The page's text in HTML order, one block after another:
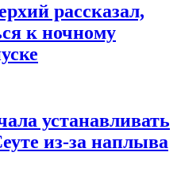
рассказал,
к ночному
устанавливать
из-за наплыва